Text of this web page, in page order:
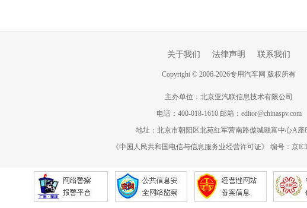
关于我们 法律声明 联系我们
Copyright © 2006-2026专用汽车网 版权所有
主办单位：北京亚汽联信息技术有限公司
电话：400-018-1610 邮箱：editor@chinaspv.com
地址：北京市朝阳区北苑红军营南路傲城融富中心A座
《中国人民共和国电信与信息服务业经营许可证》 编号：京